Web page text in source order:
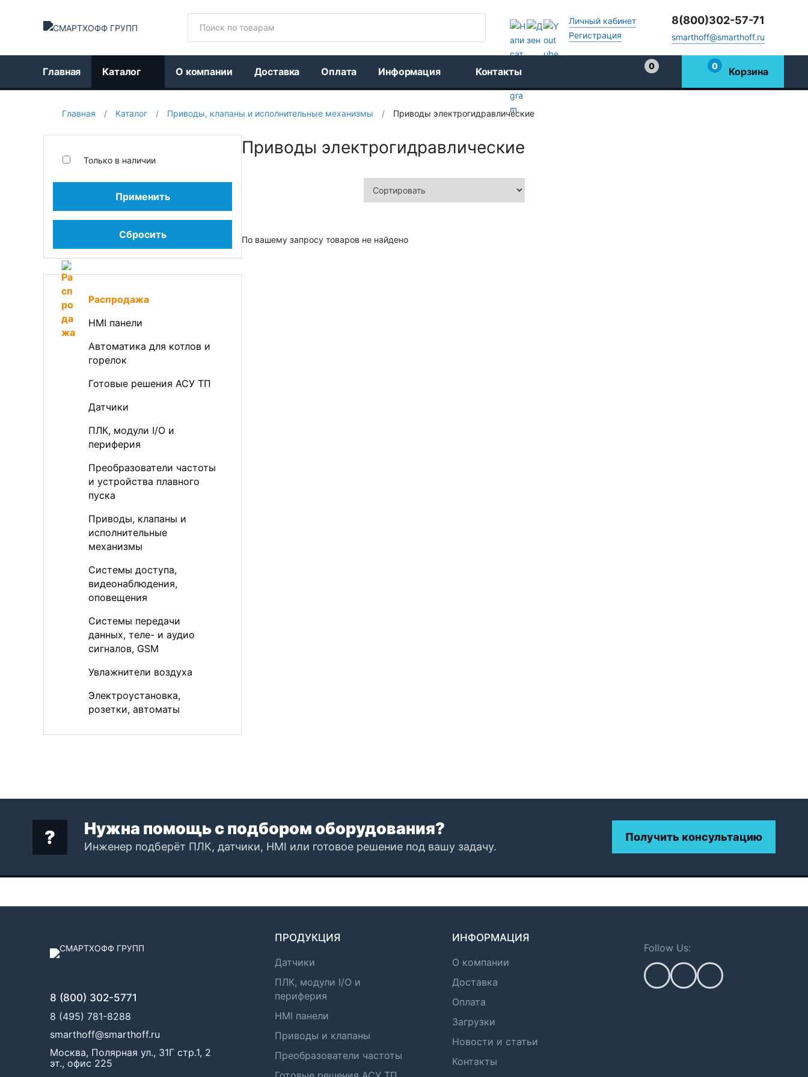
Личный кабинет
Регистрация
8(800)302-57-71
smarthoff@smarthoff.ru
Главная Каталог О компании Доставка Оплата Информация Контакты
0
0 Корзина
Главная / Каталог / Приводы, клапаны и исполнительные механизмы / Приводы электрогидравлические
Только в наличии
Применить
Сбросить
Распродажа
HMI панели
Автоматика для котлов и
горелок
Готовые решения АСУ ТП
Датчики
ПЛК, модули I/O и
периферия
Преобразователи частоты
и устройства плавного
пуска
Приводы, клапаны и
исполнительные
механизмы
Системы доступа,
видеонаблюдения,
оповещения
Системы передачи
данных, теле- и аудио
сигналов, GSM
Увлажнители воздуха
Электроустановка,
розетки, автоматы
Приводы электрогидравлические
По вашему запросу товаров не найдено
Нужна помощь с подбором оборудования?
Инженер подберёт ПЛК, датчики, HMI или готовое решение под вашу задачу.
Получить консультацию
8 (800) 302-5771
8 (495) 781-8288
smarthoff@smarthoff.ru
Москва, Полярная ул., 31Г стр.1, 2
эт., офис 225
ПРОДУКЦИЯ
Датчики
ПЛК, модули I/O и
периферия
HMI панели
Приводы и клапаны
Преобразователи частоты
ИНФОРМАЦИЯ
О компании
Доставка
Оплата
Загрузки
Новости и статьи
Контакты
Follow Us: